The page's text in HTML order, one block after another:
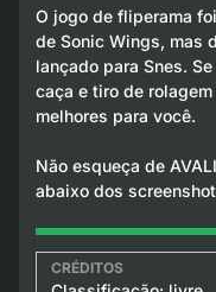
O jogo de fliperama
de Sonic Wings, mas
lançado para Snes.
caça e tiro de
melhores para você.
Não esqueça de
abaixo dos